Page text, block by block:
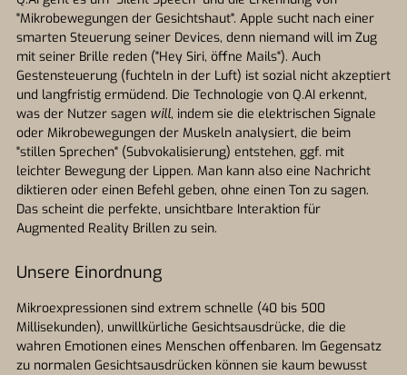
"Mikrobewegungen der Gesichtshaut". Apple sucht nach einer
smarten Steuerung seiner Devices, denn niemand will im Zug
mit seiner Brille reden ("Hey Siri, öffne Mails"). Auch
Gestensteuerung (fuchteln in der Luft) ist sozial nicht akzeptiert
und langfristig ermüdend. Die Technologie von Q.AI erkennt,
was der Nutzer sagen will, indem sie die elektrischen Signale
oder Mikrobewegungen der Muskeln analysiert, die beim
"stillen Sprechen" (Subvokalisierung) entstehen, ggf. mit
leichter Bewegung der Lippen. Man kann also eine Nachricht
diktieren oder einen Befehl geben, ohne einen Ton zu sagen.
Das scheint die perfekte, unsichtbare Interaktion für
Augmented Reality Brillen zu sein.
Unsere Einordnung
Mikroexpressionen sind extrem schnelle (40 bis 500
Millisekunden), unwillkürliche Gesichtsausdrücke, die die
wahren Emotionen eines Menschen offenbaren. Im Gegensatz
zu normalen Gesichtsausdrücken können sie kaum bewusst